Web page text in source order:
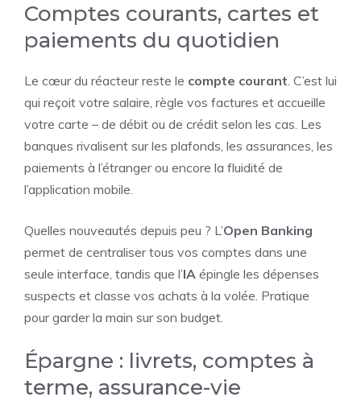
Comptes courants, cartes et
paiements du quotidien
Le cœur du réacteur reste le compte courant. C’est lui
qui reçoit votre salaire, règle vos factures et accueille
votre carte – de débit ou de crédit selon les cas. Les
banques rivalisent sur les plafonds, les assurances, les
paiements à l’étranger ou encore la fluidité de
l’application mobile.
Quelles nouveautés depuis peu ? L’Open Banking
permet de centraliser tous vos comptes dans une
seule interface, tandis que l’IA épingle les dépenses
suspects et classe vos achats à la volée. Pratique
pour garder la main sur son budget.
Épargne : livrets, comptes à
terme, assurance-vie